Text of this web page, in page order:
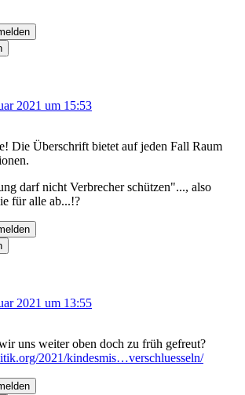
2021 um 15:53
Die Überschrift bietet auf jeden Fall Raum
darf nicht Verbrecher schützen"..., also
für alle ab...!?
2021 um 13:55
uns weiter oben doch zu früh gefreut?
2021/kindesmis…verschluesseln/